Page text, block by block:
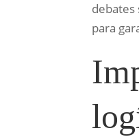
debates
para